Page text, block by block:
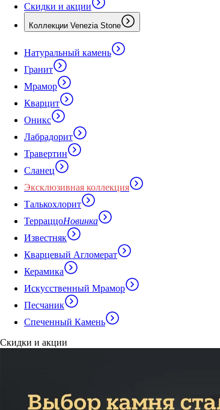
Скидки и акции
Коллекции Venezia Stone
Натуральный камень
Гранит
Мрамор
Кварцит
Оникс
Лабрадорит
Травертин
Сланец
Эксклюзивная коллекция
Талькохлорит
ТерраццоНовинка
Известняк
Кварцевый Агломерат
Керамика
Искусственный Мрамор
Песчаник
Спеченный Камень
Скидки и акции